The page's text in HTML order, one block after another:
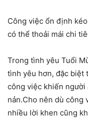
Công việc ổn định
có thể thoải mái chi
Trong tình yêu Tuổi
tình yêu hơn, đặc biệt
công việc khiến người
nản.Cho nên dù công
nhiều lời khen cũng